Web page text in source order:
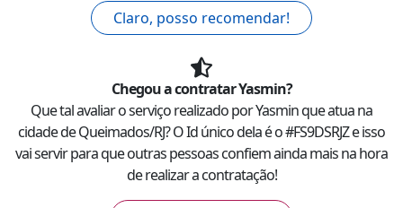
Claro, posso recomendar!
Chegou a contratarYasmin?
Que tal avaliar o serviço realizado porYasminque atua na
cidade deQueimados/RJ? O Id único dela é o #FS9DSRJZe isso
vai servir para que outras pessoas confiem ainda mais na hora
de realizar a contratação!